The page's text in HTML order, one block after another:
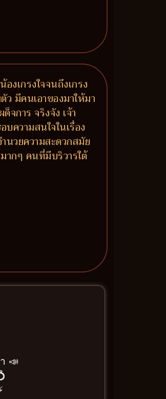
งเกรงใจจนถึงเกรง
มีคนเอาของมาให้มา
การ จริงจัง เจ้า
ความสนใจในเรื่อง
นวยความสะดวกสมัย
ากๆ คนที่มีบริวารใต้
📣